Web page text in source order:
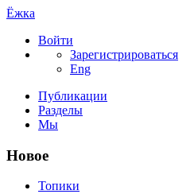
Ёжка
Войти
Зарегистрироваться
Eng
Публикации
Разделы
Мы
Новое
Топики